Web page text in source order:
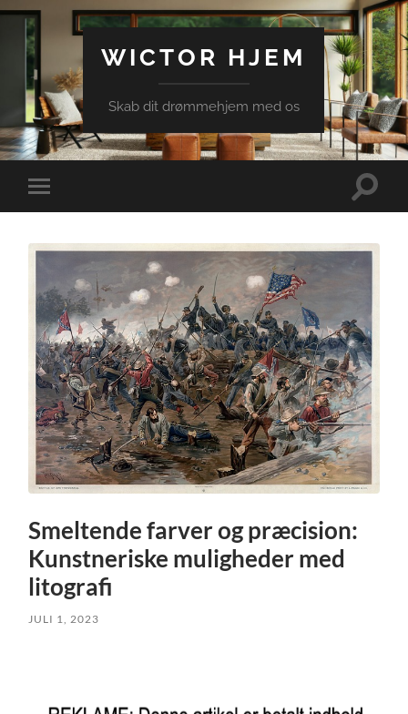
WICTOR HJEM
Skab dit drømmehjem med os
Toggle
mobile
Toggle
Smeltende farver og præcision:
Kunstneriske muligheder med
litografi
JULI 1, 2023